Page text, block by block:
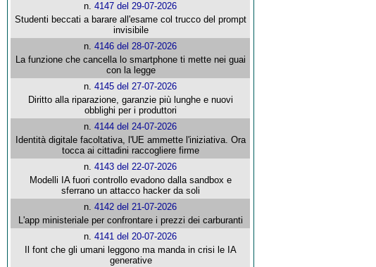
n.4147 del 29-07-2026
Studenti beccati a barare all'esame col trucco del prompt
invisibile
n.4146 del 28-07-2026
La funzione che cancella lo smartphone ti mette nei guai
con la legge
n.4145 del 27-07-2026
Diritto alla riparazione, garanzie più lunghe e nuovi
obblighi per i produttori
n.4144 del 24-07-2026
Identità digitale facoltativa, l'UE ammette l'iniziativa. Ora
tocca ai cittadini raccogliere firme
n.4143 del 22-07-2026
Modelli IA fuori controllo evadono dalla sandbox e
sferrano un attacco hacker da soli
n.4142 del 21-07-2026
L'app ministeriale per confrontare i prezzi dei carburanti
n.4141 del 20-07-2026
Il font che gli umani leggono ma manda in crisi le IA
generative